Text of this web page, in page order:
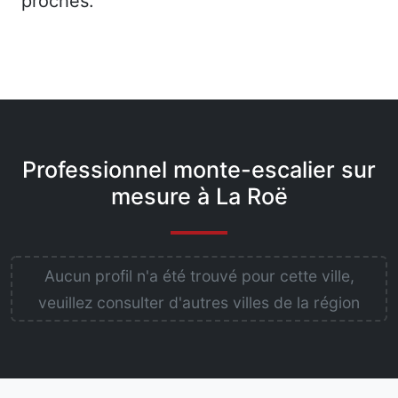
Professionnel monte-escalier sur
mesure à La Roë
Aucun profil n'a été trouvé pour cette ville,
veuillez consulter d'autres villes de la région